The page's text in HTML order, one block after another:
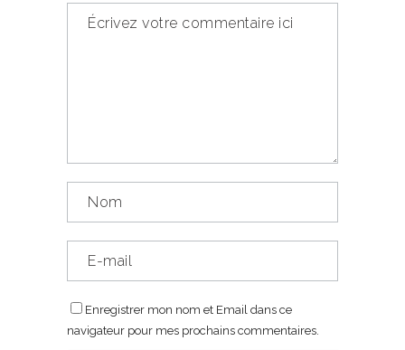
Enregistrer mon nom et Email dans ce
navigateur pour mes prochains commentaires.